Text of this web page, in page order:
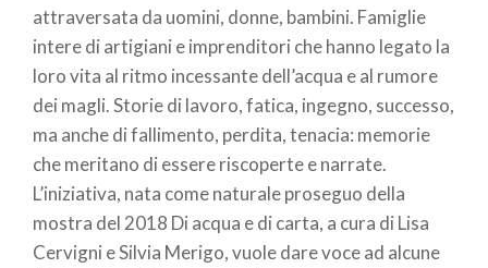
attraversata da uomini, donne, bambini. Famiglie
intere di artigiani e imprenditori che hanno legato la
loro vita al ritmo incessante dell’acqua e al rumore
dei magli. Storie di lavoro, fatica, ingegno, successo,
ma anche di fallimento, perdita, tenacia: memorie
che meritano di essere riscoperte e narrate.
L’iniziativa, nata come naturale proseguo della
mostra del 2018 Di acqua e di carta, a cura di Lisa
Cervigni e Silvia Merigo, vuole dare voce ad alcune